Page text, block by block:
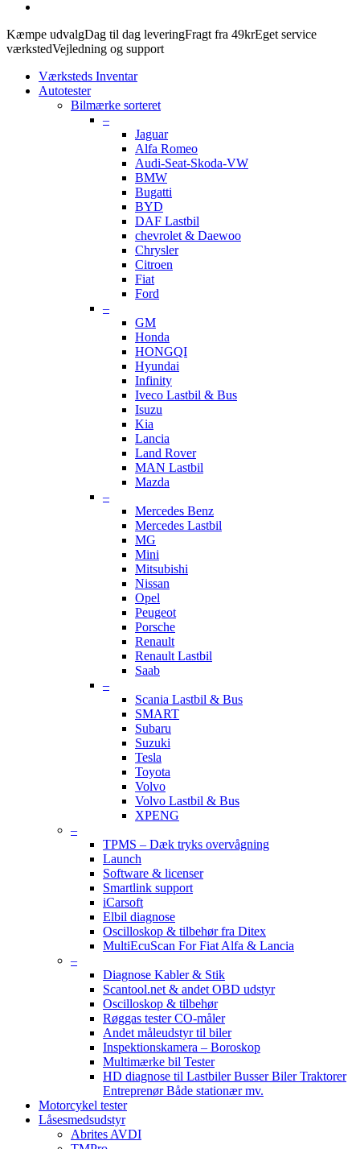
Kæmpe udvalgDag til dag leveringFragt fra 49krEget service
værkstedVejledning og support
Værksteds Inventar
Autotester
Bilmærke sorteret
–
Jaguar
Alfa Romeo
Audi-Seat-Skoda-VW
BMW
Bugatti
BYD
DAF Lastbil
chevrolet & Daewoo
Chrysler
Citroen
Fiat
Ford
–
GM
Honda
HONGQI
Hyundai
Infinity
Iveco Lastbil & Bus
Isuzu
Kia
Lancia
Land Rover
MAN Lastbil
Mazda
–
Mercedes Benz
Mercedes Lastbil
MG
Mini
Mitsubishi
Nissan
Opel
Peugeot
Porsche
Renault
Renault Lastbil
Saab
–
Scania Lastbil & Bus
SMART
Subaru
Suzuki
Tesla
Toyota
Volvo
Volvo Lastbil & Bus
XPENG
–
TPMS – Dæk tryks overvågning
Launch
Software & licenser
Smartlink support
iCarsoft
Elbil diagnose
Oscilloskop & tilbehør fra Ditex
MultiEcuScan For Fiat Alfa & Lancia
–
Diagnose Kabler & Stik
Scantool.net & andet OBD udstyr
Oscilloskop & tilbehør
Røggas tester CO-måler
Andet måleudstyr til biler
Inspektionskamera – Boroskop
Multimærke bil Tester
HD diagnose til Lastbiler Busser Biler Traktorer
Entreprenør Både stationær mv.
Motorcykel tester
Låsesmedsudstyr
Abrites AVDI